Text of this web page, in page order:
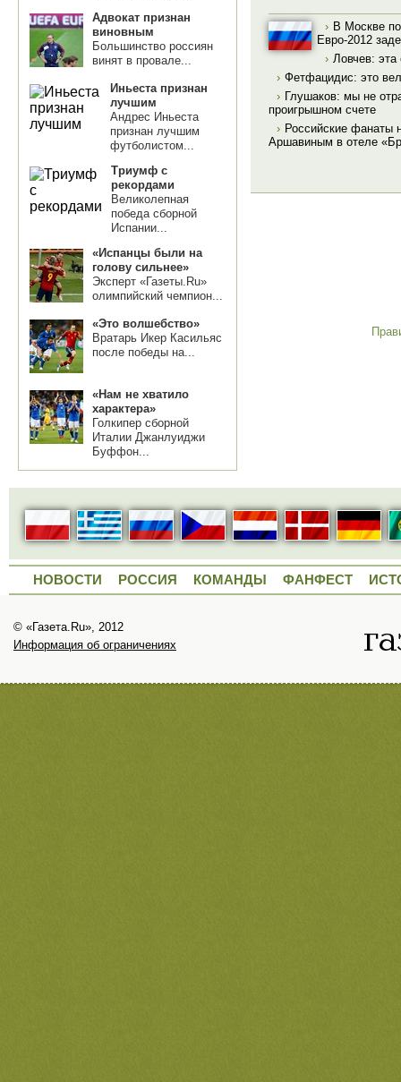
Адвокат признан
виновным
Большинство россиян
винят в провале...
Иньеста признан
лучшим
Андрес Иньеста
признан лучшим
футболистом...
Триумф с
рекордами
Великолепная
победа сборной
Испании...
«Испанцы были на
голову сильнее»
Эксперт «Газеты.Ru»
олимпийский чемпион...
«Это волшебство»
Вратарь Икер Касильяс
после победы на...
«Нам не хватило
характера»
Голкипер сборной
Италии Джанлуиджи
Буффон...
› В Москве
Евро-2012
› Ловчев: эта
› Фетфацидис: это
› Глушаков: мы не
проигрышном счете
› Российские фанаты
Аршавиным в отеле
НОВОСТИ РОССИЯ КОМАНДЫ ФАНФЕСТ
© «Газета.Ru», 2012
Информация об ограничениях